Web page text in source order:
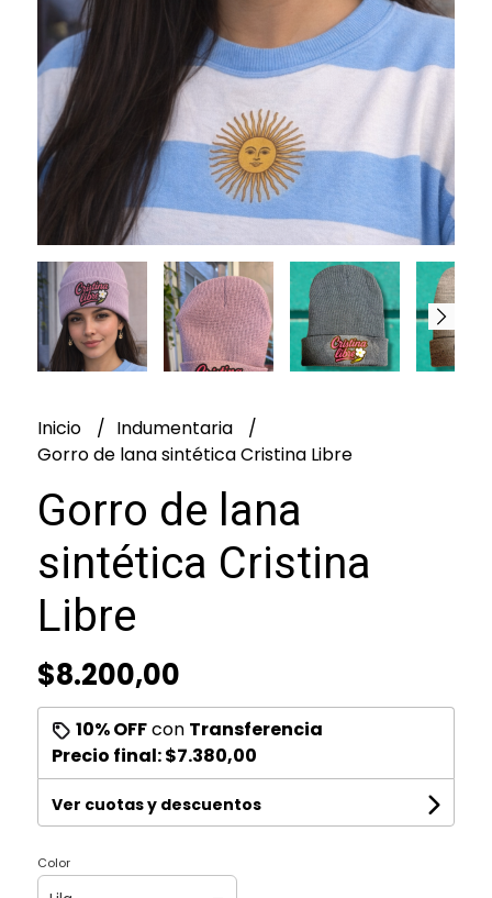
Inicio
Indumentaria
Gorro de lana sintética Cristina Libre
Gorro de lana
sintética Cristina
Libre
$8.200,00
10% OFFcon Transferencia
Precio final:$7.380,00
Ver cuotas y descuentos
Color